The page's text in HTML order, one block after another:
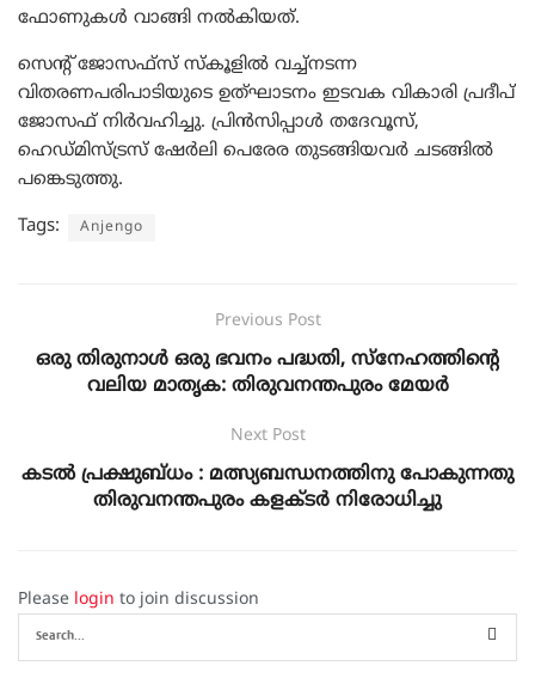
ഫോണുകൾ വാങ്ങി നൽകിയത്.
സെന്റ് ജോസഫ്സ് സ്കൂളിൽ വച്ച്നടന്ന
വിതരണപരിപാടിയുടെ ഉത്ഘാടനം ഇടവക വികാരി പ്രദീപ്
ജോസഫ് നിർവഹിച്ചു. പ്രിൻസിപ്പാൾ തദേവൂസ്,
ഹെഡ്മിസ്ട്രസ് ഷേർലി പെരേര തുടങ്ങിയവർ ചടങ്ങിൽ
പങ്കെടുത്തു.
Tags: Anjengo
Previous Post
ഒരു തിരുനാൾ ഒരു ഭവനം പദ്ധതി, സ്നേഹത്തിന്റെ
വലിയ മാതൃക: തിരുവനന്തപുരം മേയർ
Next Post
കടൽ പ്രക്ഷുബ്ധം : മത്സ്യബന്ധനത്തിനു പോകുന്നതു
തിരുവനന്തപുരം കളക്ടർ നിരോധിച്ചു
Please login to join discussion